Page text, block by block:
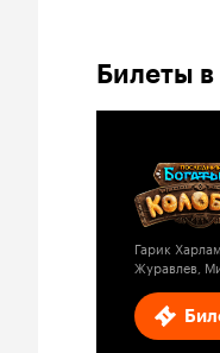
Билеты в
Гарик
Журавлев,